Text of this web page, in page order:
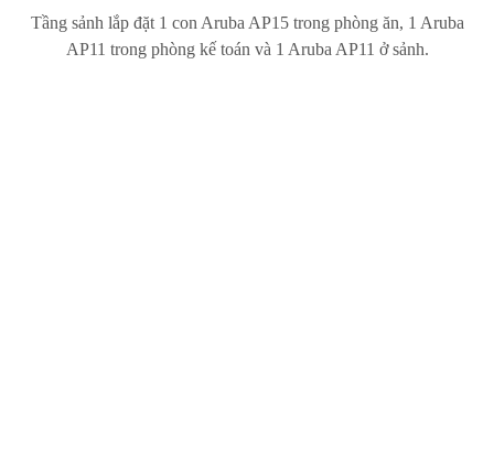
Tầng sảnh lắp đặt 1 con Aruba AP15 trong phòng ăn, 1 Aruba
AP11 trong phòng kế toán và 1 Aruba AP11 ở sảnh.